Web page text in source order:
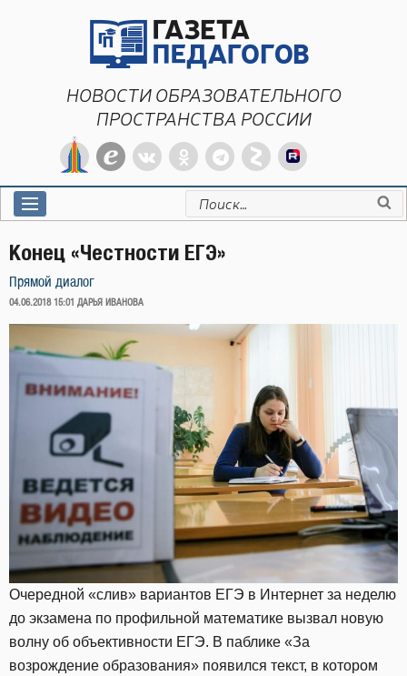
НОВОСТИ ОБРАЗОВАТЕЛЬНОГО
ПРОСТРАНСТВА РОССИИ
Искать:
Конец «Честности ЕГЭ»
Прямой диалог
ОПУБЛИКОВАНО
04.06.2018 15:01 ДАРЬЯ ИВАНОВА
Очередной «слив» вариантов ЕГЭ в Интернет за неделю
до экзамена по профильной математике вызвал новую
волну об объективности ЕГЭ. В паблике «За
возрождение образования» появился текст, в котором